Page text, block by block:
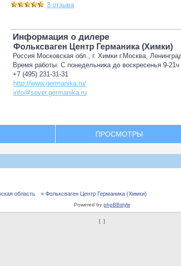
3 отзыва
Информация о дилере
Фольксваген Центр Германика (Химки)
Россия Московская обл., г. Химки г.Москва,
Время работы: С понедельника до воскресенья 9-21ч
+7 (495) 231-31-31
http://www.germanika.ru/
info@sever.germanika.ru
ПРОСМОТРЫ
область » Фольксваген Центр Германика (Химки)
Powered by phpBBstyle
[ ]